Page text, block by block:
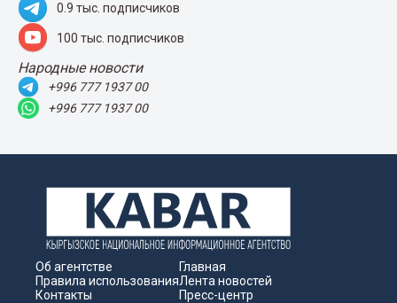
0.9 тыс. подписчиков
100 тыс. подписчиков
Народные новости
+996 777 1937 00
+996 777 1937 00
Об агентстве
Правила использования
Контакты
Главная
Лента новостей
Пресс-центр